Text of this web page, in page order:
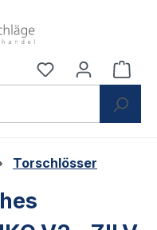
Du hast 0
Torschlösser